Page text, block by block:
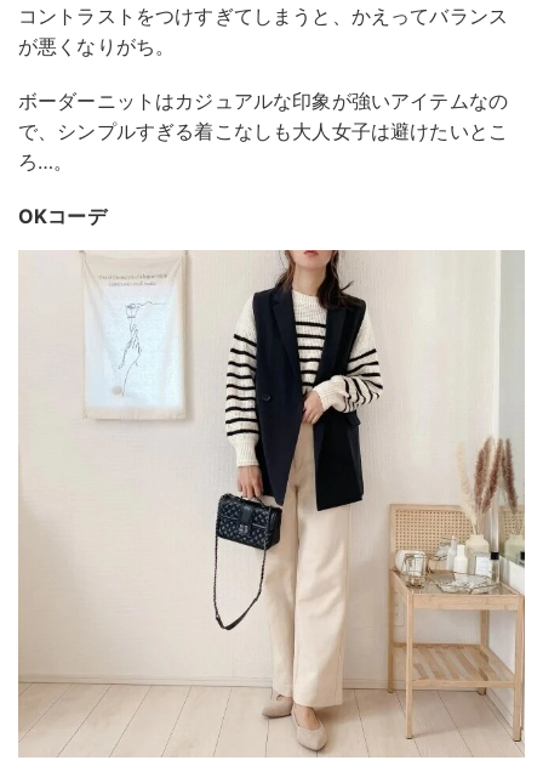
コントラストをつけすぎてしまうと、かえってバランス
が悪くなりがち。
ボーダーニットはカジュアルな印象が強いアイテムなの
で、シンプルすぎる着こなしも大人女子は避けたいとこ
ろ…。
OKコーデ